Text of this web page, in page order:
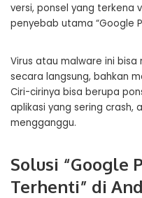
versi, ponsel yang terkena
penyebab utama “Google
Virus atau malware ini bisa
secara langsung, bahkan
Ciri-cirinya bisa berupa
aplikasi yang sering crash,
mengganggu.
Solusi “Google
Terhenti” di